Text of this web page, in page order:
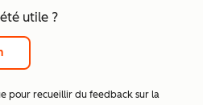
utile ?
pour recueillir du feedback sur la